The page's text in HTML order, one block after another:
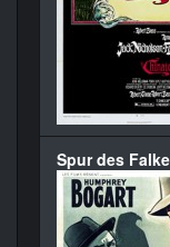
Spur des